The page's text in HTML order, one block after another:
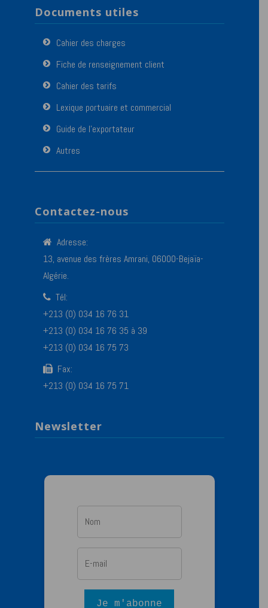
Documents utiles
Cahier des charges
Fiche de renseignement client
Cahier des tarifs
Lexique portuaire et commercial
Guide de l’exportateur
Autres
Contactez-nous
Adresse:
13, avenue des frères Amrani, 06000-Bejaïa-
Algérie.
Tél:
+213 (0) 034 16 76 31
+213 (0) 034 16 76 35 à 39
+213 (0) 034 16 75 73
Fax:
+213 (0) 034 16 75 71
Newsletter
Je m'abonne